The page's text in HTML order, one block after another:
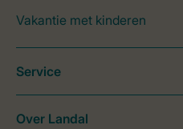
Vakantie met kinderen
Service
Over Landal